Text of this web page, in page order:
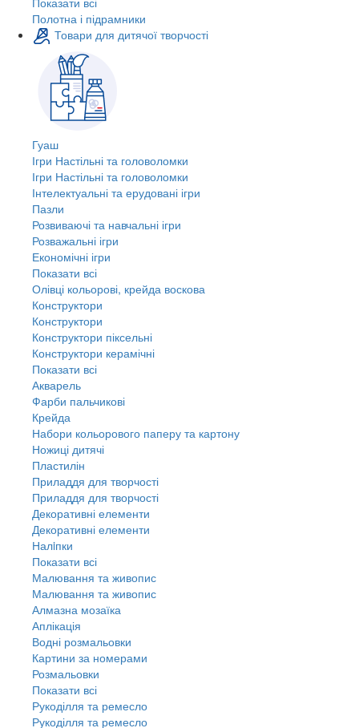
Полотна і підрамники
Товари для дитячої творчості
Гуаш
Ігри Настільні та головоломки
Ігри Настільні та головоломки
Інтелектуальні та ерудовані ігри
Пазли
Розвиваючі та навчальні ігри
Розважальні ігри
Економічні ігри
Показати всі
Олівці кольорові, крейда воскова
Конструктори
Конструктори
Конструктори піксельні
Конструктори керамічні
Показати всі
Акварель
Фарби пальчикові
Крейда
Набори кольорового паперу та картону
Ножиці дитячі
Пластилін
Приладдя для творчості
Приладдя для творчості
Декоративні елементи
Декоративні елементи
Налiпки
Показати всі
Малювання та живопис
Малювання та живопис
Алмазна мозаїка
Аплікація
Водні розмальовки
Картини за номерами
Розмальовки
Показати всі
Рукоділля та ремесло
Рукоділля та ремесло